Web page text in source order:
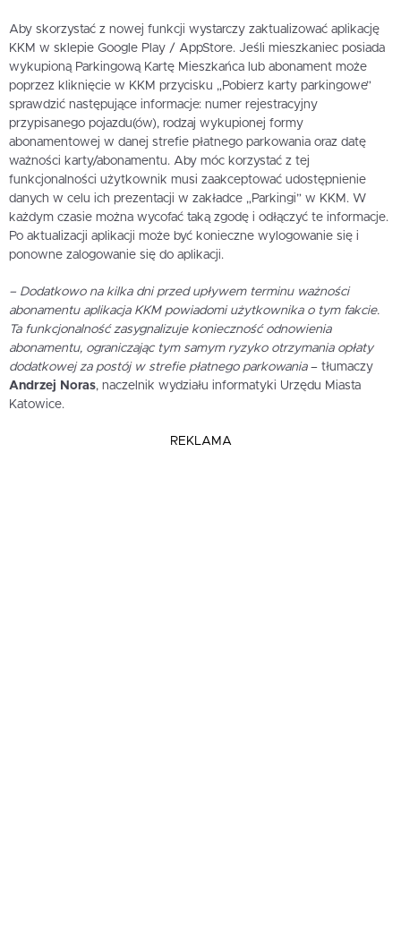
Aby skorzystać z nowej funkcji wystarczy zaktualizować aplikację
KKM w sklepie Google Play / AppStore. Jeśli mieszkaniec posiada
wykupioną Parkingową Kartę Mieszkańca lub abonament może
poprzez kliknięcie w KKM przycisku „Pobierz karty parkingowe”
sprawdzić następujące informacje: numer rejestracyjny
przypisanego pojazdu(ów), rodzaj wykupionej formy
abonamentowej w danej strefie płatnego parkowania oraz datę
ważności karty/abonamentu. Aby móc korzystać z tej
funkcjonalności użytkownik musi zaakceptować udostępnienie
danych w celu ich prezentacji w zakładce „Parkingi” w KKM. W
każdym czasie można wycofać taką zgodę i odłączyć te informacje.
Po aktualizacji aplikacji może być konieczne wylogowanie się i
ponowne zalogowanie się do aplikacji.
– Dodatkowo na kilka dni przed upływem terminu ważności
abonamentu aplikacja KKM powiadomi użytkownika o tym fakcie.
Ta funkcjonalność zasygnalizuje konieczność odnowienia
abonamentu, ograniczając tym samym ryzyko otrzymania opłaty
dodatkowej za postój w strefie płatnego parkowania – tłumaczy
Andrzej Noras, naczelnik wydziału informatyki Urzędu Miasta
Katowice.
REKLAMA